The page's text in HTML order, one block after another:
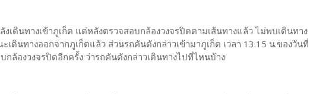
งเดินทางเข้าภูเก็ต แต่หลังตรวจสอบกล้องวงจรปิดตามเส้นทางแล้ว ไม่พบเดินทาง
ดินทางออกจากภูเก็ตแล้ว ส่วนรถคันดังกล่าวเข้ามาภูเก็ต เวลา 13.15 น.ของวันที่
กล้องวงจรปิดอีกครั้ง ว่ารถคันดังกล่าวเดินทางไปที่ไหนบ้าง